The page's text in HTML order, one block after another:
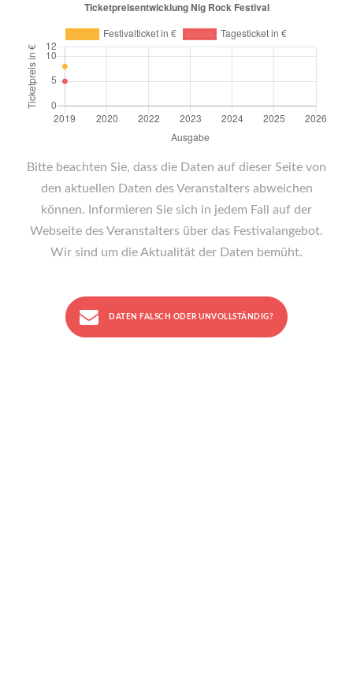
Bitte beachten Sie, dass die Daten auf dieser Seite von
den aktuellen Daten des Veranstalters abweichen
können. Informieren Sie sich in jedem Fall auf der
Webseite des Veranstalters über das Festivalangebot.
Wir sind um die Aktualität der Daten bemüht.
DATEN FALSCH ODER UNVOLLSTÄNDIG?